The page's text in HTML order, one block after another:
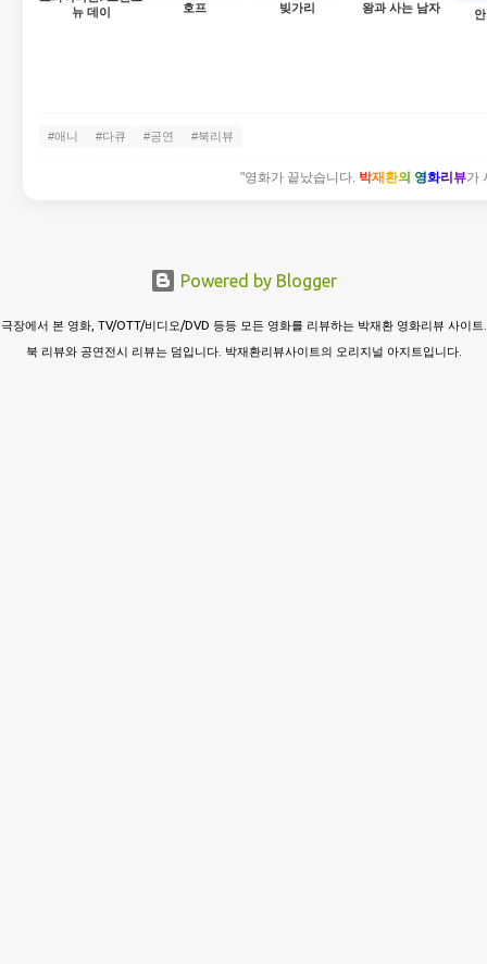
뉴 데이
호프 빚가리 왕과 사는 남자
#애니 #다큐 #공연 #북리뷰
"영화가 끝났습니다. 박재환의 영화리뷰가
Powered by Blogger
극장에서 본 영화, TV/OTT/비디오/DVD 등등 모든 영화를 리뷰하는 박재환 영화리뷰 사이트.
북 리뷰와 공연전시 리뷰는 덤입니다. 박재환리뷰사이트의 오리지널 아지트입니다.